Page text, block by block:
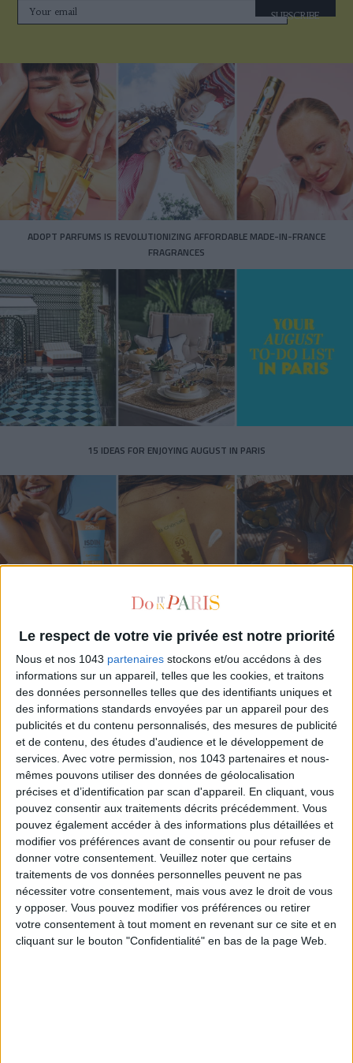
Le respect de votre vie privée est notre priorité
Nous et nos 1043 partenaires stockons et/ou accédons à des
informations sur un appareil, telles que les cookies, et traitons
des données personnelles telles que des identifiants uniques et
des informations standards envoyées par un appareil pour des
publicités et du contenu personnalisés, des mesures de publicité
et de contenu, des études d'audience et le développement de
services. Avec votre permission, nos 1043 partenaires et nous-
mêmes pouvons utiliser des données de géolocalisation
précises et d’identification par scan d'appareil. En cliquant, vous
pouvez consentir aux traitements décrits précédemment. Vous
pouvez également accéder à des informations plus détaillées et
modifier vos préférences avant de consentir ou pour refuser de
donner votre consentement. Veuillez noter que certains
traitements de vos données personnelles peuvent ne pas
nécessiter votre consentement, mais vous avez le droit de vous
y opposer. Vous pouvez modifier vos préférences ou retirer
votre consentement à tout moment en revenant sur ce site et en
cliquant sur le bouton "Confidentialité" en bas de la page Web.
SUBSCRIBE
ADOPT PARFUMS IS REVOLUTIONIZING AFFORDABLE MADE-IN-FRANCE
FRAGRANCES
15 IDEAS FOR ENJOYING AUGUST IN PARIS
SPF 50 SUNSCREENS YOU'LL ACTUALLY WANT TO SLATHER ON
THE BEST HOTELS FOR A SPA AND GASTRONOMY WEEKEND